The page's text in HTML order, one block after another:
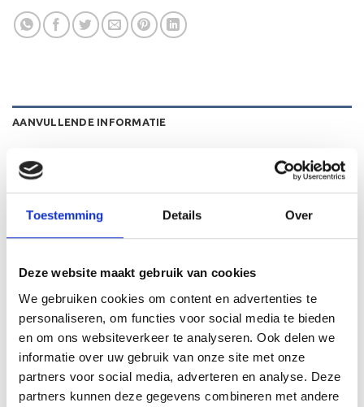
Toestemming Details Over
Deze website maakt gebruik van cookies
We gebruiken cookies om content en advertenties te
personaliseren, om functies voor social media te bieden
en om ons websiteverkeer te analyseren. Ook delen we
informatie over uw gebruik van onze site met onze
partners voor social media, adverteren en analyse. Deze
partners kunnen deze gegevens combineren met andere
AANVULLENDE INFORMATIE
GERELATEERDE PRODUCTEN
Toevoegen
verlanglijst
Toevoegen
verlanglijst